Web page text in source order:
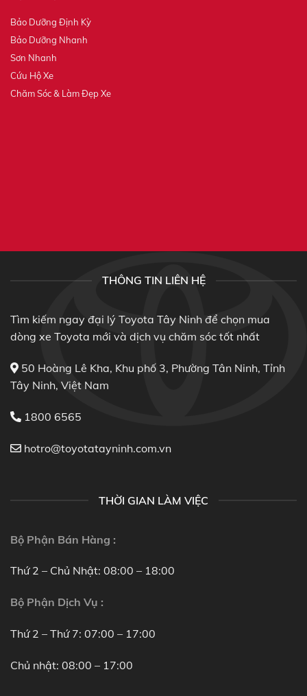
Bảo Dưỡng Định Kỳ
Bảo Dưỡng Nhanh
Sơn Nhanh
Cứu Hộ Xe
Chăm Sóc & Làm Đẹp Xe
THÔNG TIN LIÊN HỆ
Tìm kiếm ngay đại lý Toyota Tây Ninh để chọn mua
dòng xe Toyota mới và dịch vụ chăm sóc tốt nhất
50 Hoàng Lê Kha, Khu phố 3, Phường Tân Ninh, Tỉnh
Tây Ninh, Việt Nam
1800 6565
hotro@toyotatayninh.com.vn
THỜI GIAN LÀM VIỆC
Bộ Phận Bán Hàng :
Thứ 2 – Chủ Nhật: 08:00 – 18:00
Bộ Phận Dịch Vụ :
Thứ 2 – Thứ 7: 07:00 – 17:00
Chủ nhật: 08:00 – 17:00